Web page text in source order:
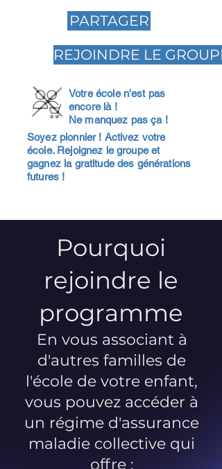
PARTAGER
REJOINDRE LE GROUPE
Votre école n'est pas
encore là !
Ne manquez pas ça !
Soyez pionnier ! Activez votre
école. Rejoignez le groupe et
gagnez la gratitude des générations
futures !
Pourquoi
rejoindre le
programme
En vous associant à
d'autres familles de
l'école de votre enfant,
vous pouvez accéder à
un régime d'assurance
maladie collective qui
offre :